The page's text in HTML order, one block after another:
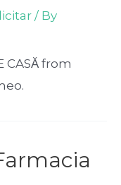
/ By
CASĂ from